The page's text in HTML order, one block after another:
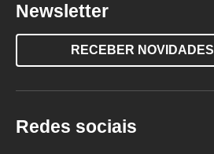
Newsletter
RECEBER NOVIDADES
Redes sociais